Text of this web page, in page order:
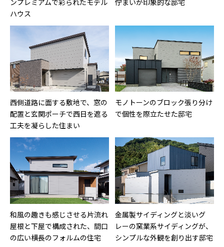
ンプレミアムで彩られたモデル
ハウス
佇まいが印象的な邸宅
西側道路に面する敷地で、窓の
配置と玄関ポーチで西日を遮る
工夫を凝らした住まい
モノトーンのブロック張り分け
で個性を際立たせた邸宅
和風の趣きも感じさせる片流れ
屋根と下屋で構成された、間口
の広い横長のフォルムの住宅
金属製サイディングと淡いグ
レーの窯業系サイディングが、
シンプルな外観を創り出す邸宅